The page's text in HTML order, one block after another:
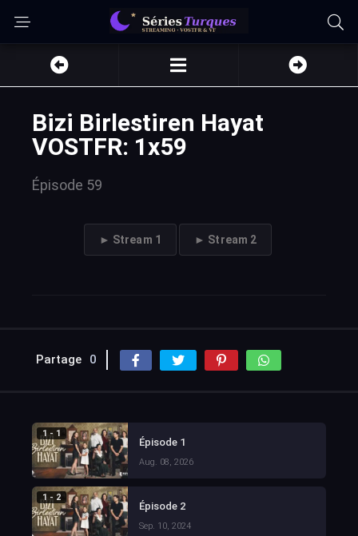
Bizi Birlestiren Hayat
VOSTFR: 1x59
Épisode 59
► Stream 1 ► Stream 2
Partage 0
1 - 1
Épisode 1
Aug. 08, 2026
1 - 2
Épisode 2
Sep. 10, 2024